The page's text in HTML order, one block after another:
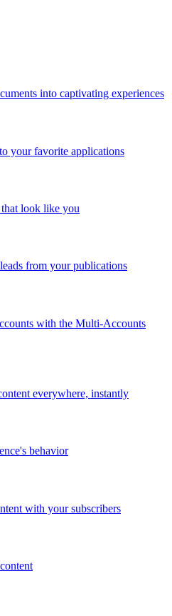
into captivating experiences
your favorite applications
look like you
from your publications
with the Multi-Accounts
everywhere, instantly
behavior
with your subscribers